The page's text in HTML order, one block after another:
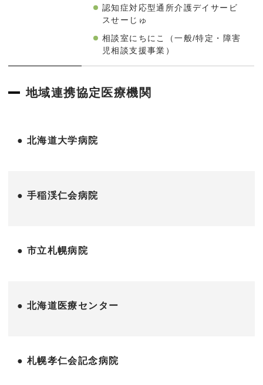
認知症対応型通所介護デイサービ
スせーじゅ
相談室にちにこ（一般/特定・障害
児相談支援事業）
地域連携協定医療機関
● 北海道大学病院
● 手稲渓仁会病院
● 市立札幌病院
● 北海道医療センター
● 札幌孝仁会記念病院